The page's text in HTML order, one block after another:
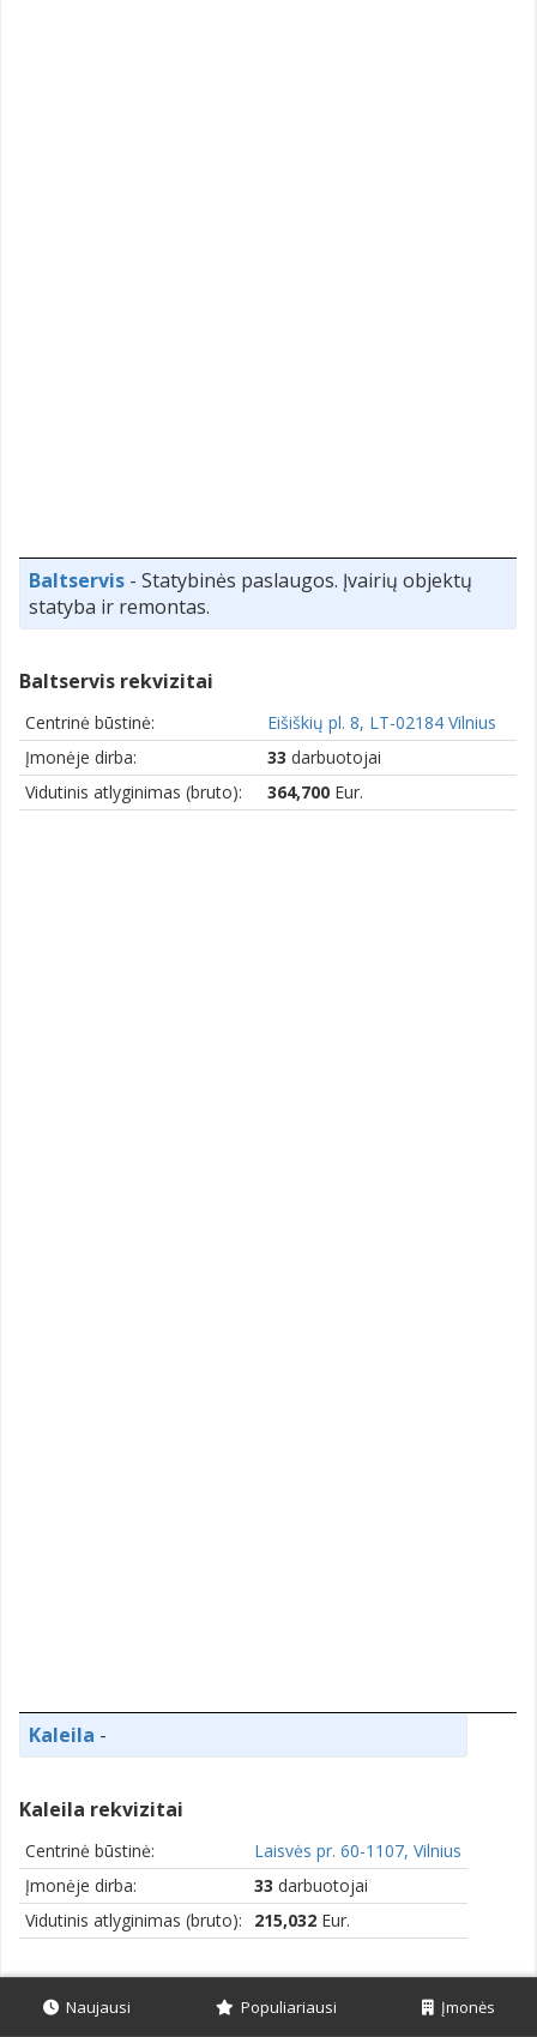
Baltservis - Statybinės paslaugos. Įvairių objektų
statyba ir remontas.
Baltservis rekvizitai
Centrinė būstinė:
Eišiškių pl. 8, LT-02184 Vilnius
Įmonėje dirba:
33 darbuotojai
Vidutinis atlyginimas (bruto):
364,700 Eur.
Kaleila -
Kaleila rekvizitai
Centrinė būstinė:
Laisvės pr. 60-1107, Vilnius
Įmonėje dirba:
33 darbuotojai
Vidutinis atlyginimas (bruto):
215,032 Eur.
Naujausi Populiariausi Įmonės